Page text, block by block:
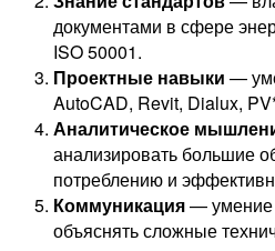
документами в сфере
ISO 50001.
Проектные навыки —
AutoCAD, Revit, Dialux,
Аналитическое
анализировать большие
потреблению и
Коммуникация— умение
объяснять сложные